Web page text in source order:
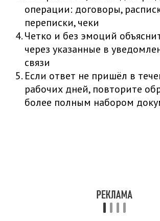
операции: договоры,
переписки, чеки
Четко и без эмоций
через указанные в
связи
Если ответ не пришёл в
рабочих дней, повторите
более полным набором